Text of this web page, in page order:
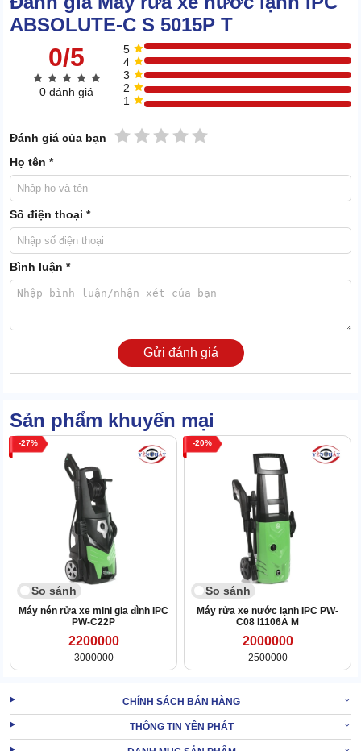
Chi phí cắt giảm triệt để
Có 3 phương diện cho thấy khả năng tối ưu chi phí của máy rửa
xe IPC ABSOLUTE-C S 5015P T.
- Thứ nhất là máy có tỷ lệ phát sinh sai hỏng cực thấp, phí sửa lỗi
máy rửa xe IPCsiêu tiết kiệm điện và nước, giúp thắt
Chính vì những lợi thế nói trên,tiền đầu tư cho dòng máy này được
tiết chế tối đa. Tạo đà cho việc nâng cao lợi nhuận trong kinh
doanh rửa xe.
XEM THÊM: Máy xịt rửa xe máy cao áp IPC PW-C25
2. 8 điểm cần nắm rõ khi sử dụng Máy rửa xe IPC
ABSOLUTE-C S 5015P T
ABSOLUTE-C S 5015P T
0/5
0 đánh giá
5
4
3
2
1
Đánh giá của bạn 5 sao
4 sao
3 sao
2 sao
1 sao
Họ tên *
Số điện thoại *
Bình luận *
Gửi đánh giá
Sản phẩm khuyến mại
27
So sánh
Máy nén rửa xe mini gia đình IPC
PW-C22P
2200000
3000000
20
So sánh
Máy rửa xe nước lạnh IPC PW-
C08 I1106A M
2000000
2500000
CHÍNH SÁCH BÁN HÀNG
THÔNG TIN YÊN PHÁT